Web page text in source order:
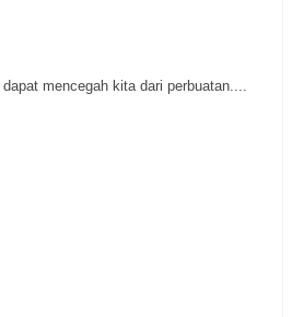
mencegah kita dari perbuatan....